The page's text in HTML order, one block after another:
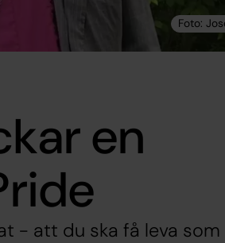
en
- att du ska få leva som